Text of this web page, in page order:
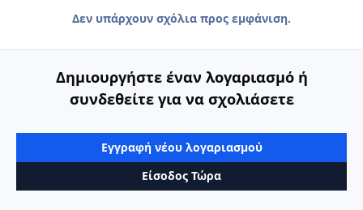
Δεν υπάρχουν σχόλια προς εμφάνιση.
Δημιουργήστε έναν λογαριασμό ή
συνδεθείτε για να σχολιάσετε
Εγγραφή νέου λογαριασμού
Είσοδος Τώρα